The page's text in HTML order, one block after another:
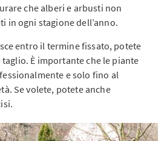
che alberi e arbusti non
in ogni stagione dell’anno.
entro il termine fissato, potete
È importante che le piante
e solo fino al
Se volete, potete anche